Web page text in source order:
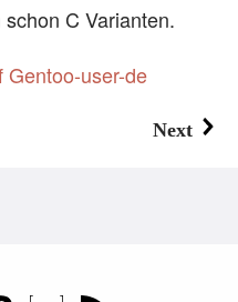
C Varianten.
Gentoo-user-de
Next